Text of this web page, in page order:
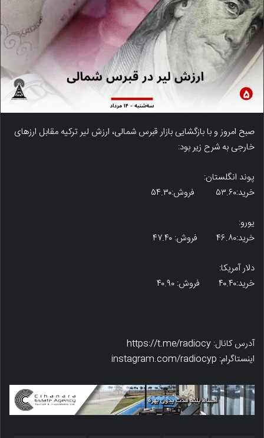
صبح امروز و با بازگشایی بازار قبرس شمالی، ارزش لیر ترکیه مقابل ارزهای
خارجی به شرح زیر بود:
پوند انگلستان:
خرید:۵۳.۶۰ فروش:۵۴.۳۰
یورو:
خرید:۴۶.۸۰ فروش: ۴۷.۴۰
دلار آمریکا:
خرید:۴۰.۴۰ فروش: ۴۰.۹۰
آدرس کانال: https://t.me/radiocy
اینستاگرام: instagram.com/radiocyp